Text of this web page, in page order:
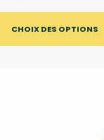
CHOIX DES OPTIONS